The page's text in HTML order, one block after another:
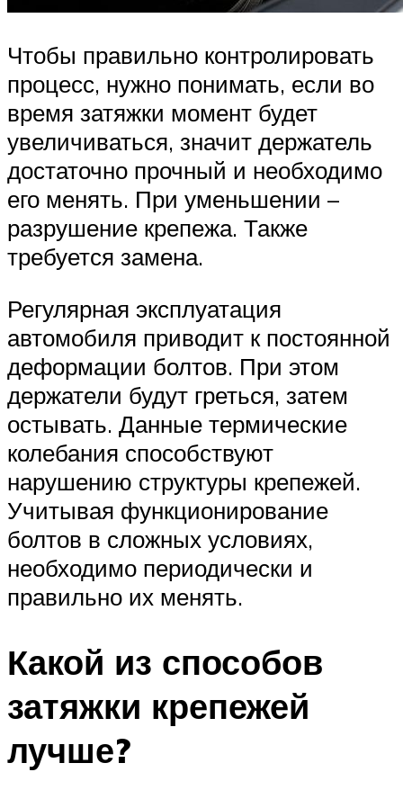
Чтобы правильно контролировать
процесс, нужно понимать, если во
время затяжки момент будет
увеличиваться, значит держатель
достаточно прочный и необходимо
его менять. При уменьшении –
разрушение крепежа. Также
требуется замена.
Регулярная эксплуатация
автомобиля приводит к постоянной
деформации болтов. При этом
держатели будут греться, затем
остывать. Данные термические
колебания способствуют
нарушению структуры крепежей.
Учитывая функционирование
болтов в сложных условиях,
необходимо периодически и
правильно их менять.
Какой из способов
затяжки крепежей
лучше?